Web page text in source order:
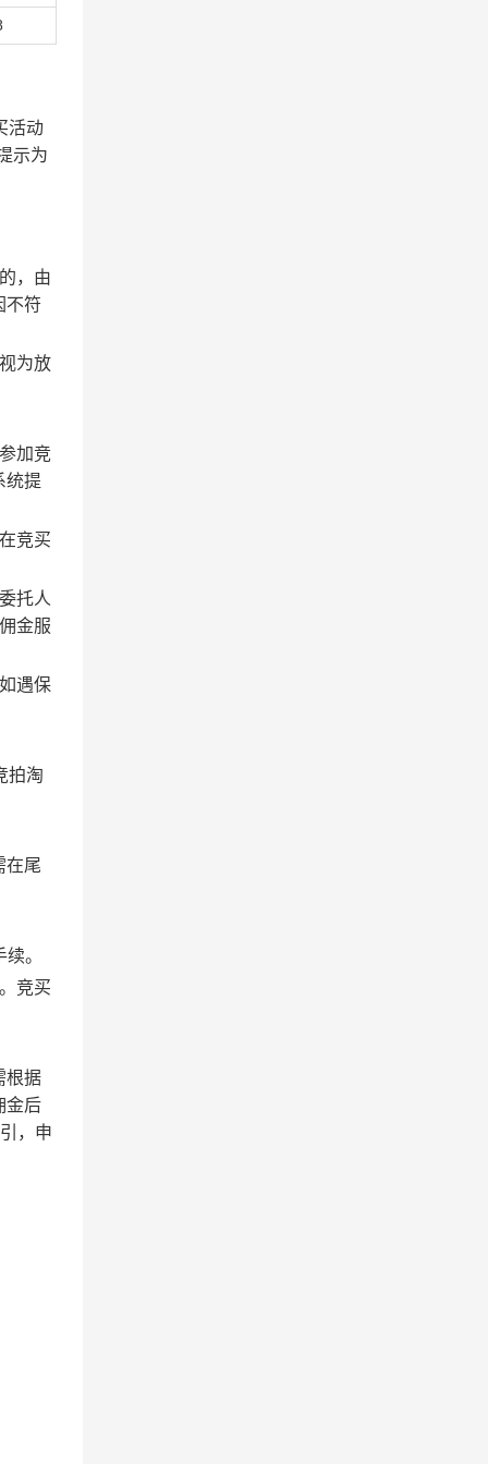
活动
示为
，由
不符
为放
加竞
统提
竞买
托人
金服
遇保
拍淘
在尾
。
竞买
根据
金后
，申